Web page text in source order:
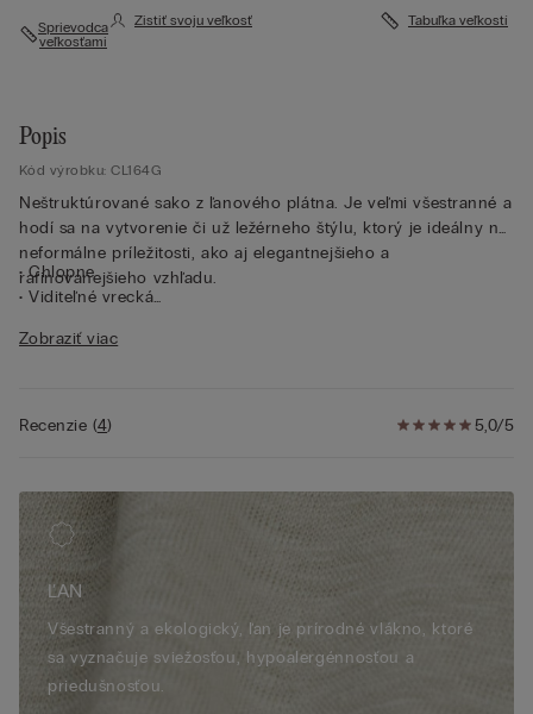
Sprievodca
veľkosťami
Zistiť svoju veľkosť Tabuľka veľkostí
Popis
Kód výrobku: CL164G
Neštruktúrované sako z ľanového plátna. Je veľmi všestranné a
hodí sa na vytvorenie či už ležérneho štýlu, ktorý je ideálny na
neformálne príležitosti, ako aj elegantnejšieho a
rafinovanejšieho vzhľadu.
• Chlopne
• Viditeľné vrecká
• Rozstrihy na zadnom diele
• Modelka je vysoká 175 cm a nosí veľkosť S
Zobraziť viac
5,0/5
Recenzie(4)
ĽAN
Všestranný a ekologický, ľan je prírodné vlákno, ktoré
sa vyznačuje sviežosťou, hypoalergénnosťou a
priedušnosťou.